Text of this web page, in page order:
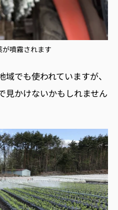
が噴霧されます
でも使われていますが、
見かけないかもしれません